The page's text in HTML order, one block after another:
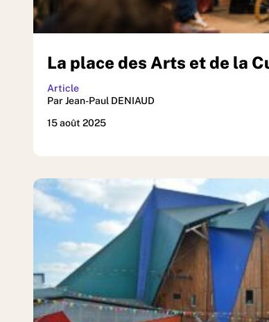
La place des Arts et de la
Article
Par Jean-Paul DENIAUD
15 août 2025